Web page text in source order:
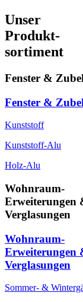
Unser
Produkt-
sortiment
Fenster &
Fenster &
Kunststoff
Kunststoff-Alu
Holz-Alu
Wohnraum-
Erweiterungen
Verglasungen
Wohnraum-
Erweiterungen
Verglasungen
Sommer- &